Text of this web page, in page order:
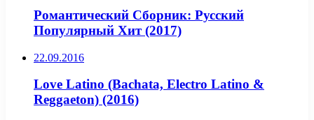
Романтический Сборник: Русский
Популярный Хит (2017)
22.09.2016
Love Latino (Bachata, Electro Latino &
Reggaeton) (2016)